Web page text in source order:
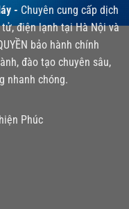
- Chuyên cung cấp dịch
điện lạnh tại Hà Nội và
bảo hành chính
đào tạo chuyên sâu,
nhanh chóng.
Phúc